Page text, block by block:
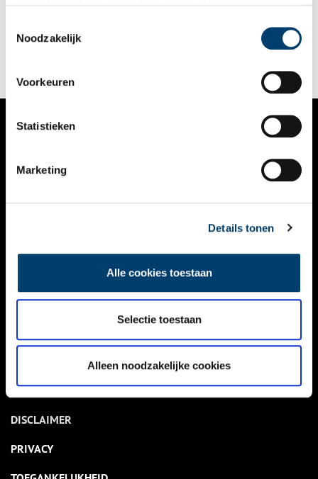
Noodzakelijk
Voorkeuren
Statistieken
Marketing
Details tonen
Alle cookies toestaan
Selectie toestaan
Alleen noodzakelijke cookies
NIEUWS
KALENDER
ACTIVITEITEN
NIEUWSBRIEF
DISCLAIMER
PRIVACY